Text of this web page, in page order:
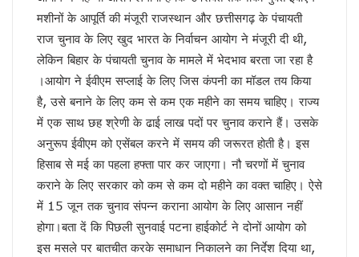
बिखरने लगा आईएनडीआईए !
पीएम पद से इस्तीफा देंगे मोदी !
योगी की राह पर धामी !
CS के सेवा विस्तार का होगा मतलब !
दो दशक बाद दोनों साथ
सैनिटरी पैड पर राहुल गांधी…
झूठा साबित हुए ट्रम्प !
अमेरिका के कब्जे में खामेनेई !
योगी से कड़वाहट खत्म..
अमेरिका का घमंड चकनाचूर करेगा तेजस!
योगीराज में नहीं चलेगी ऐसी सियासत !
आम हुआ खास
विश्वास को भी नहीं हो रहा विश्वास कि ..
सीनियरों के रहते जूनियर राजीव का डीजीपी बनना!
मशीनों के आपूर्ति की मंजूरी राजस्थान और छत्तीसगढ़ के पंचायती
राज चुनाव के लिए खुद भारत के निर्वाचन आयोग ने मंजूरी दी थी,
लेकिन बिहार के पंचायती चुनाव के मामले में भेदभाव बरता जा रहा है
।आयोग ने ईवीएम सप्लाई के लिए जिस कंपनी का मॉडल तय किया
है, उसे बनाने के लिए कम से कम एक महीने का समय चाहिए। राज्य
में एक साथ छह श्रेणी के ढाई लाख पदों पर चुनाव कराने हैं। उसके
अनुरूप ईवीएम को एसेंबल करने में समय की जरूरत होती है। इस
हिसाब से मई का पहला हफ्ता पार कर जाएगा। नौ चरणों में चुनाव
कराने के लिए सरकार को कम से कम दो महीने का वक्त चाहिए। ऐसे
में 15 जून तक चुनाव संपन्न कराना आयोग के लिए आसान नहीं
होगा।बता दें कि पिछली सुनवाई पटना हाईकोर्ट ने दोनों आयोग को
इस मसले पर बातचीत करके समाधान निकालने का निर्देश दिया था,